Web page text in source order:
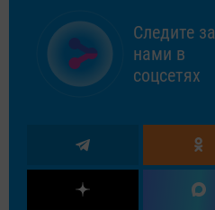
Следите за
нами в
соцсетях